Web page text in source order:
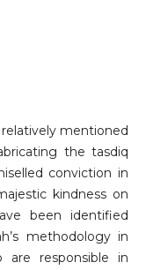
mentioned
the tasdiq
conviction in
kindness on
been identified
methodology in
are responsible in